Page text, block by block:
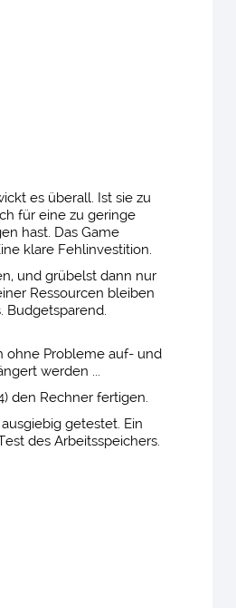
es überall. Ist sie zu
für eine zu geringe
hast. Das Game
klare Fehlinvestition.
und grübelst dann nur
Ressourcen bleiben
Budgetsparend.
ohne Probleme auf- und
werden ...
den Rechner fertigen.
getestet. Ein
des Arbeitsspeichers.